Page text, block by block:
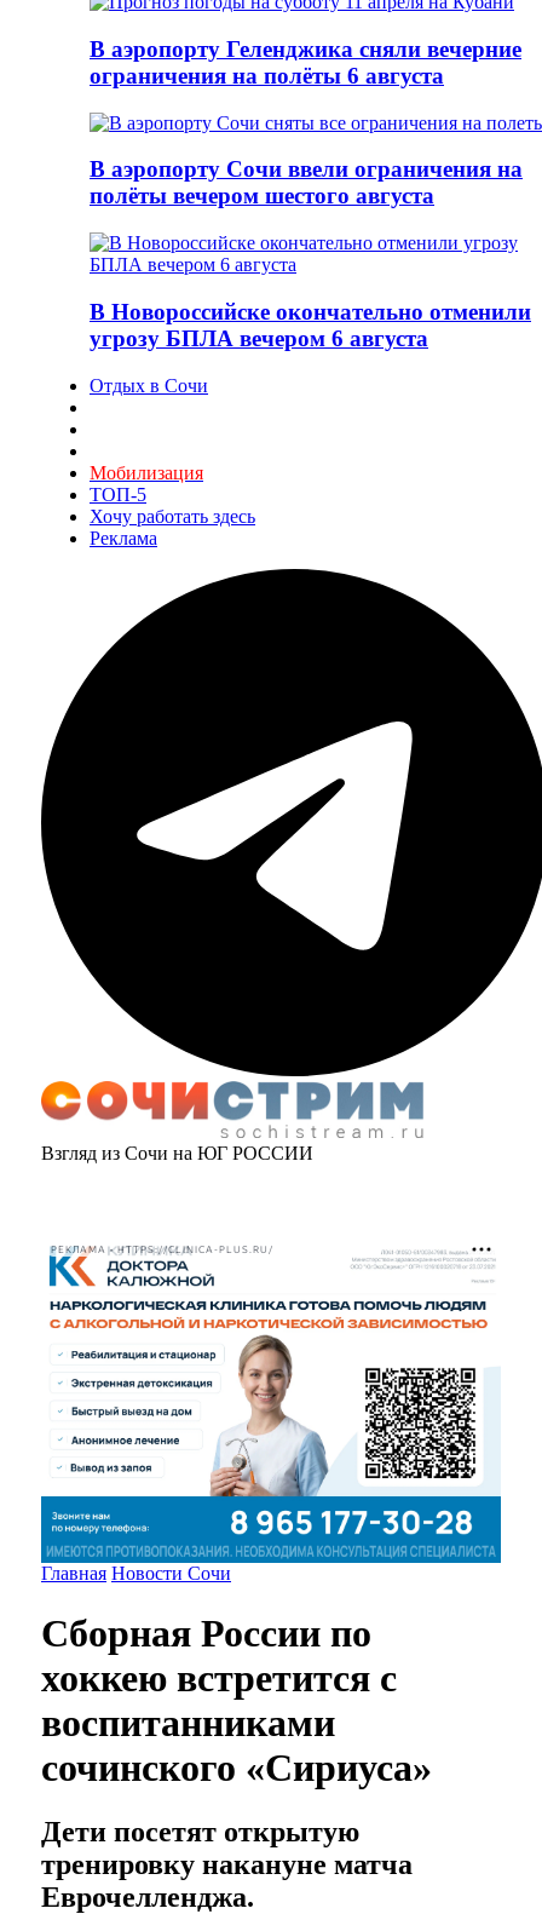
В аэропорту Геленджика сняли вечерние
ограничения на полёты 6 августа
В аэропорту Сочи ввели ограничения на
полёты вечером шестого августа
В Новороссийске окончательно отменили
угрозу БПЛА вечером 6 августа
Отдых в Сочи
Мобилизация
ТОП-5
Хочу работать здесь
Реклама
Взгляд из Сочи на ЮГ РОССИИ
РЕКЛАМА • HTTPS://CLINICA-PLUS.RU/
Главная Новости Сочи
Сборная России по
хоккею встретится с
воспитанниками
сочинского «Сириуса»
Дети посетят открытую
тренировку накануне матча
Еврочелленджа.